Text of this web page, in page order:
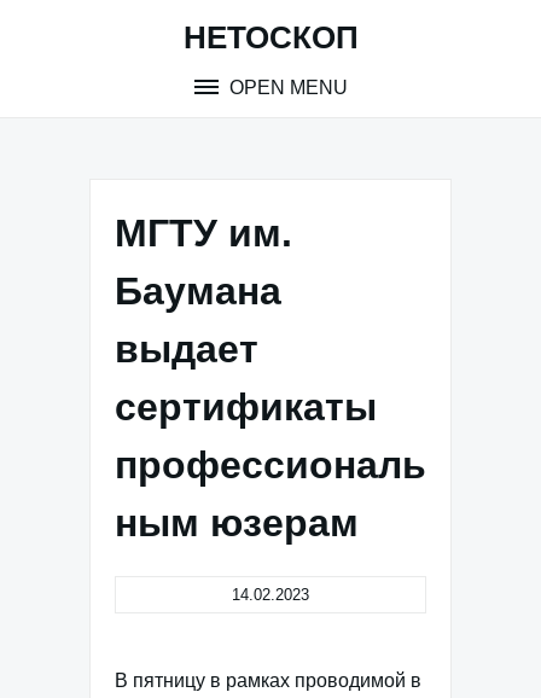
НЕТОСКОП
OPEN MENU
МГТУ им.
Баумана
выдает
сертификаты
профессиональ
ным юзерам
14.02.2023
В пятницу в рамках проводимой в